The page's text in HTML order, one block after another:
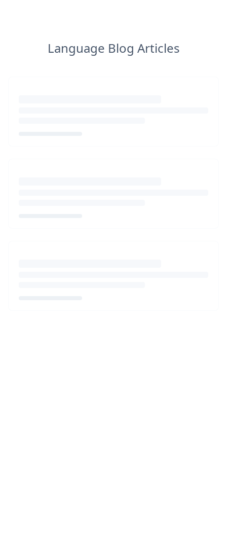
Language Blog Articles